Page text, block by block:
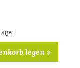
legen »